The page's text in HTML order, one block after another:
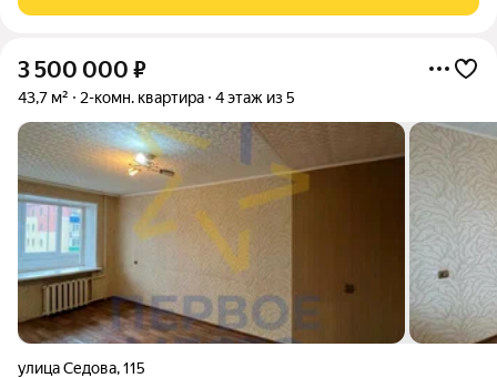
3 500 000 ₽
43,7 м² 2-комн. квартира 4 этаж из 5
улица Седова,115